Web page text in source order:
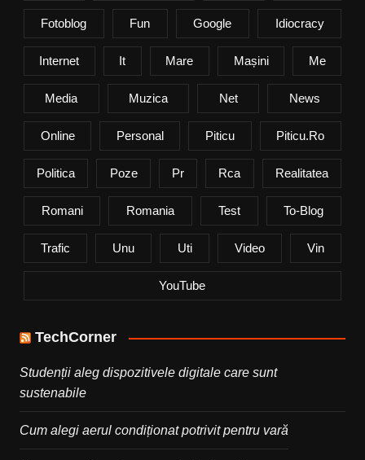
Fotoblog Fun Google Idiocracy
Internet It Mare Mașini Me
Media Muzica Net News
Online Personal Piticu Piticu.ro
Politica Poze Pr Rca Realitatea
Romani Romania Test To-Blog
Trafic Unu Uti Video Vin
YouTube
TechCorner
Studenții aleg dispozitivele digitale care sunt
sustenabile
Cum alegi aerul condiționat potrivit pentru vară